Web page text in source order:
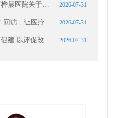
2026-07-31
2026.07.31黔西桦晨医院关于暂停从业人员预防性健康体检（健康证）办理通知
2026-07-31
2026.07.30随访-回访，让医疗服务更有品质更有温度
2026-07-31
2026.07.29以评促建 以评促改｜用心守护透析患者生命线